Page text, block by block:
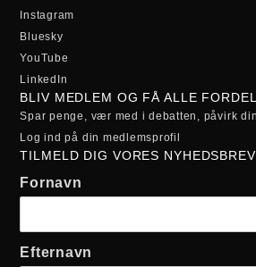
Instagram
Bluesky
YouTube
LinkedIn
BLIV MEDLEM OG FÅ ALLE
Spar penge, vær med i debatten, påvirk
Log ind på din medlemsprofil
TILMELD DIG VORES NYHEDSBREV
Fornavn
Efternavn